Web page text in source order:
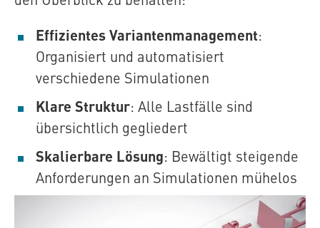
Effizientes Variantenmanagement:
Organisiert und automatisiert
verschiedene Simulationen
Klare Struktur: Alle Lastfälle sind
übersichtlich gegliedert
Skalierbare Lösung: Bewältigt steigende
Anforderungen an Simulationen mühelos